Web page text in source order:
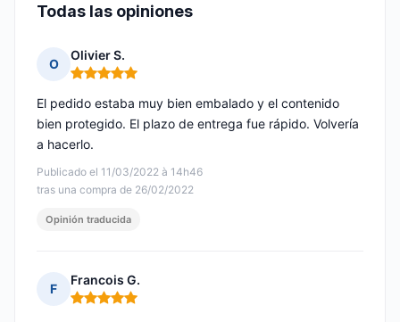
Todas las opiniones
O
Olivier S.
Nota: 5 de 5
Publicado el 11/03/2022 à 14h46
tras una compra de 26/02/2022
El pedido estaba muy bien embalado y el contenido
bien protegido. El plazo de entrega fue rápido. Volvería
a hacerlo.
Opinión traducida
F
Francois G.
Nota: 5 de 5